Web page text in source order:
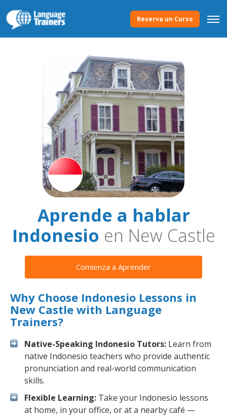
Reserva un Curso
Aprende a hablar
Indonesio en New Castle
Comienza a Aprender
Why Choose Indonesio Lessons in
New Castle with Language
Trainers?
Native-Speaking Indonesio Tutors: Learn from
native Indonesio teachers who provide authentic
pronunciation and real-world communication
skills.
Flexible Learning: Take your Indonesio lessons
at home, in your office, or at a nearby café —